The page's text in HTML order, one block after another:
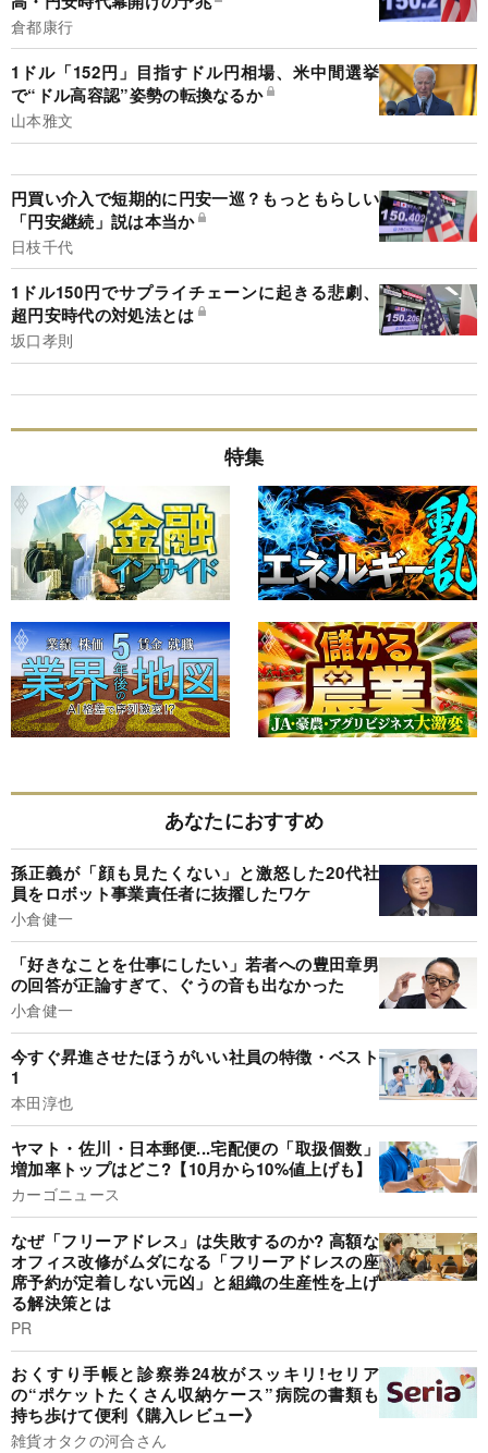
倉都康行
1ドル「152円」目指すドル円相場、米中間選挙
で“ドル高容認”姿勢の転換なるか
山本雅文
円買い介入で短期的に円安一巡？もっともらしい
「円安継続」説は本当か
日枝千代
1ドル150円でサプライチェーンに起きる悲劇、
超円安時代の対処法とは
坂口孝則
特集
あなたにおすすめ
孫正義が「顔も見たくない」と激怒した20代社
員をロボット事業責任者に抜擢したワケ
小倉健一
「好きなことを仕事にしたい」若者への豊田章男
の回答が正論すぎて、ぐうの音も出なかった
小倉健一
今すぐ昇進させたほうがいい社員の特徴・ベスト
1
本田淳也
ヤマト・佐川・日本郵便...宅配便の「取扱個数」
増加率トップはどこ?【10月から10%値上げも】
カーゴニュース
なぜ「フリーアドレス」は失敗するのか? 高額な
オフィス改修がムダになる「フリーアドレスの座
席予約が定着しない元凶」と組織の生産性を上げ
る解決策とは
PR
おくすり手帳と診察券24枚がスッキリ!セリア
の“ポケットたくさん収納ケース”病院の書類も
持ち歩けて便利《購入レビュー》
雑貨オタクの河合さん